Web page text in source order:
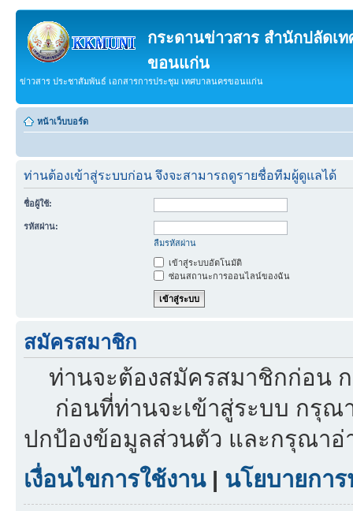
กระดานข่าวสาร สำนักปลัดเ
ขอนแก่น
ข่าวสาร ประชาสัมพันธ์ เอกสารการประชุม เทศบาลนครขอนแก่น
หน้าเว็บบอร์ด
ท่านต้องเข้าสู่ระบบก่อน จึงจะสามารถดูรายชื่อทีมผู้ดูแลได้
ชื่อผู้ใช้:
รหัสผ่าน:
ลืมรหัสผ่าน
เข้าสู่ระบบอัตโนมัติ
ซ่อนสถานะการออนไลน์ของฉัน
สมัครสมาชิก
ท่านจะต้องสมัครสมาชิกก่อน ก
ก่อนที่ท่านจะเข้าสู่ระบบ กรุณา
ปกป้องข้อมูลส่วนตัว และกรุณา
เงื่อนไขการใช้งาน| นโยบายกา